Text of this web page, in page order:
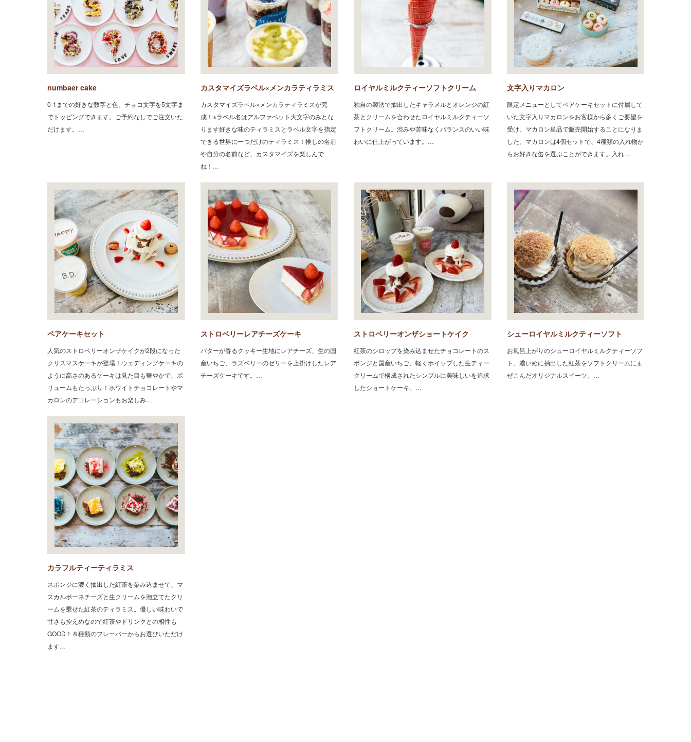
numbaer cake
0-1までの好きな数字と色、チョコ文字を5文字ま
でトッピングできます。ご予約なしでご注文いた
だけます。…
カスタマイズラベル×メンカラティラミス
カスタマイズラベル×メンカラティラミスが完
成！※ラベル名はアルファベット大文字のみとな
ります好きな味のティラミスとラベル文字を指定
できる世界に一つだけのティラミス！推しの名前
や自分の名前など、カスタマイズを楽しんで
ね！…
ロイヤルミルクティーソフトクリーム
独自の製法で抽出したキャラメルとオレンジの紅
茶とクリームを合わせたロイヤルミルクティーソ
フトクリーム。渋みや苦味なくバランスのいい味
わいに仕上がっています。…
文字入りマカロン
限定メニューとしてペアケーキセットに付属して
いた文字入りマカロンをお客様から多くご要望を
受け、マカロン単品で販売開始することになりま
した。マカロンは4個セットで、4種類の入れ物か
らお好きな缶を選ぶことができます。入れ…
ペアケーキセット
人気のストロベリーオンザケイクが2段になった
クリスマスケーキが登場！ウェディングケーキの
ように高さのあるケーキは見た目も華やかで、ボ
リュームもたっぷり！ホワイトチョコレートやマ
カロンのデコレーションもお楽しみ…
ストロベリーレアチーズケーキ
バターが香るクッキー生地にレアチーズ、生の国
産いちご、ラズベリーのゼリーを上掛けしたレア
チーズケーキです。…
ストロベリーオンザショートケイク
紅茶のシロップを染み込ませたチョコレートのス
ポンジと国産いちご、軽くホイップした生ティー
クリームで構成されたシンプルに美味しいを追求
したショートケーキ。…
シューロイヤルミルクティーソフト
お風呂上がりのシューロイヤルミルクティーソフ
ト。濃いめに抽出した紅茶をソフトクリームにま
ぜこんだオリジナルスイーツ。…
カラフルティーティラミス
スポンジに濃く抽出した紅茶を染み込ませて、マ
スカルポーネチーズと生クリームを泡立てたクリ
ームを乗せた紅茶のティラミス。優しい味わいで
甘さも控えめなので紅茶やドリンクとの相性も
GOOD！８種類のフレーバーからお選びいただけ
ます…